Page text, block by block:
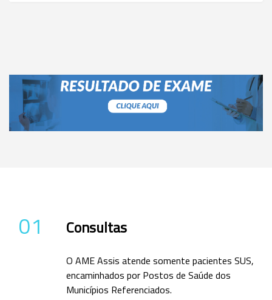
01 Consultas
O AME Assis atende somente pacientes SUS,
encaminhados por Postos de Saúde dos
Municípios Referenciados.